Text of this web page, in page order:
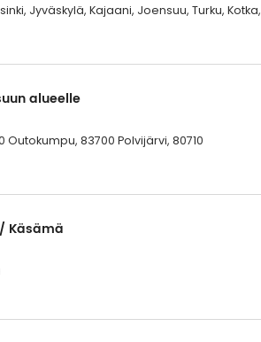
Jyväskylä, Kajaani, Joensuu, Turku, Kotka,
alueelle
Outokumpu, 83700 Polvijärvi, 80710
Käsämä